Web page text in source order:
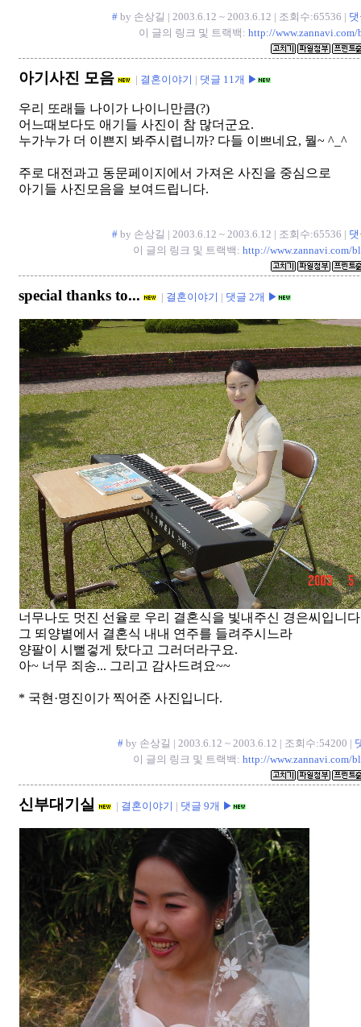
# by 손상길 | 2003.6.12 ~ 2003.6.12 | 조회수:65536 |
이 글의 링크 및 트랙백: http://
아기사진 모음 | 결혼이야기 | 댓글 11개 ▶
우리 또래들 나이가 나이니만큼(?)
어느때보다도 애기들 사진이 참 많더군요.
누가누가 더 이쁜지 봐주시렵니까? 다들 이쁘네요, 뭘~ ^_^
주로 대전과고 동문페이지에서 가져온 사진을 중심으로
아기들 사진모음을 보여드립니다.
# by 손상길 | 2003.6.12 ~ 2003.6.12 | 조회수:65536 |
이 글의 링크 및 트랙백: http://www.zannavi.com/
special thanks to... | 결혼이야기 | 댓글 2개 ▶
너무나도 멋진 선율로 우리 결혼식을 빛내주신 경은씨입니
그 뙤양볕에서 결혼식 내내 연주를 들려주시느라
양팔이 시뻘겋게 탔다고 그러더라구요.
아~ 너무 죄송... 그리고 감사드려요~~
* 국현·명진이가 찍어준 사진입니다.
# by 손상길 | 2003.6.12 ~ 2003.6.12 | 조회수:54200 |
이 글의 링크 및 트랙백: http://www.zannavi.com/
신부대기실 | 결혼이야기 | 댓글 9개 ▶